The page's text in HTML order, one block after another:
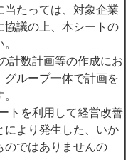
当たっては、対象企業
協議の上、本シートの
計数計画等の作成にお
グループ一体で計画を
トを利用して経営改善
により発生した、いか
のではありませんの